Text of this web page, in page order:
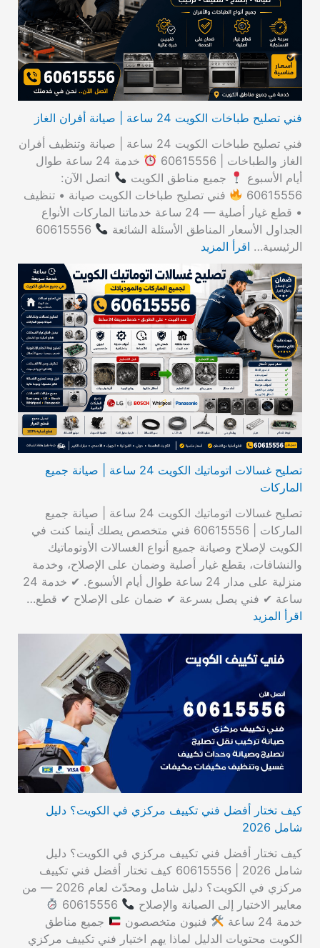
فني تصليح طباخات الكويت 24 ساعة | صيانة أفران الغاز
فني تصليح طباخات الكويت 24 ساعة | صيانة وتنظيف أفران
الغاز والطباخات | 60615556
خدمة 24 ساعة طوال
أيام الأسبوع
جميع مناطق الكويت
اتصل الآن:
60615556
فني تصليح طباخات الكويت صيانة • تنظيف
• قطع غيار أصلية — 24 ساعة خدماتنا الماركات الأنواع
الجداول الأسعار المناطق الأسئلة الشائعة
60615556
الرئيسية… اقرأ المزيد
تصليح غسالات اتوماتيك الكويت 24 ساعة | صيانة جميع
الماركات
تصليح غسالات اتوماتيك الكويت 24 ساعة | صيانة جميع
الماركات | 60615556 فني متخصص يصلك أينما كنت في
الكويت لإصلاح وصيانة جميع أنواع الغسالات الأوتوماتيك
والنشافات، بقطع غيار أصلية وضمان على الإصلاح، وخدمة
منزلية على مدار 24 ساعة طوال أيام الأسبوع. ✔ خدمة 24
ساعة ✔ فني يصل بسرعة ✔ ضمان على الإصلاح ✔ قطع…
اقرأ المزيد
كيف تختار أفضل فني تكييف مركزي في الكويت؟ دليل
شامل 2026
كيف تختار أفضل فني تكييف مركزي في الكويت؟ دليل
شامل 2026 | 60615556 كيف تختار أفضل فني تكييف
مركزي في الكويت؟ دليل شامل ومحدّث لعام 2026 — من
معايير الاختيار إلى الصيانة والإصلاح
خدمة 24 ساعة
فنيون متخصصون
جميع مناطق
الكويت محتويات الدليل لماذا يهم اختيار فني تكييف مركزي